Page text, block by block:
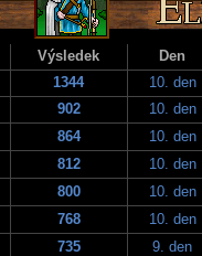
Výsledek
Den
1344
10. den
902
10. den
864
10. den
812
10. den
800
10. den
768
10. den
735
9. den